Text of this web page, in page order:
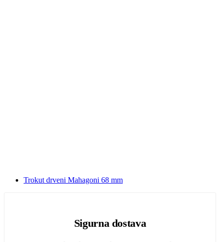
Trokut drveni Mahagoni 68 mm
Sigurna dostava